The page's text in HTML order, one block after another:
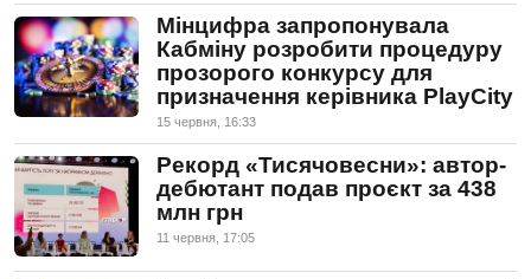
Мінцифра запропонувала
Кабміну розробити процедуру
прозорого конкурсу для
призначення керівника PlayCity
15 червня, 16:33
Рекорд «Тисячовесни»: автор-
дебютант подав проєкт за 438
млн грн
11 червня, 17:05